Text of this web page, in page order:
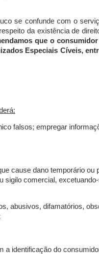
se confunde com o
da existência de
que o
Especiais Cíveis,
falsos; empregar
cause dano temporário ou
sigilo comercial,
abusivos, difamatórios,
a identificação do